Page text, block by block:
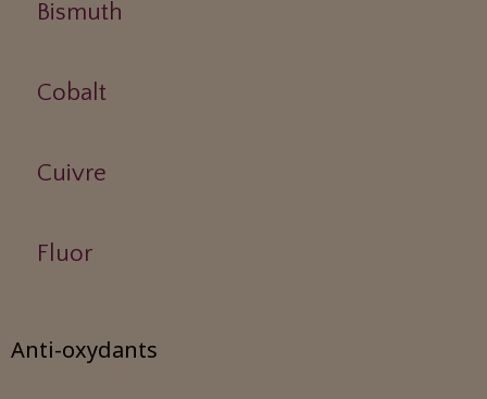
Bismuth
Cobalt
Cuivre
Fluor
Anti-oxydants